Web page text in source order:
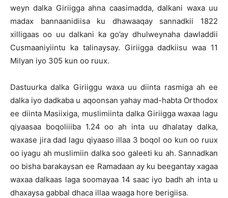
weyn dalka Giriigga ahna caasimadda, dalkani waxa uu
madax bannaanidiisa ku dhawaaqay sannadkii 1822
xilligaas oo uu dalkani ka go’ay dhulweynaha dawladdii
Cusmaaniyiintu ka talinaysay. Giriigga dadkiisu waa 11
Milyan iyo 305 kun oo ruux.
Dastuurka dalka Giriiggu waxa uu diinta rasmiga ah ee
dalka iyo dadkaba u aqoonsan yahay mad-habta Orthodox
ee diinta Masiixiga, muslimiinta dalka Giriigga waxaa lagu
qiyaasaa boqoliiiba 1.24 oo ah inta uu dhalatay dalka,
waxase jira dad lagu qiyaaso illaa 3 boqol oo kun oo ruux
oo iyagu ah muslimiin dalka soo galeeti ku ah. Sannadkan
oo bisha barakaysan ee Ramadaan ay ku beegantay xagaa
waxaa dalkaas laga soomayaa 14 saac iyo badh ah inta u
dhaxaysa gabbal dhaca illaa waaga hore berigiisa.